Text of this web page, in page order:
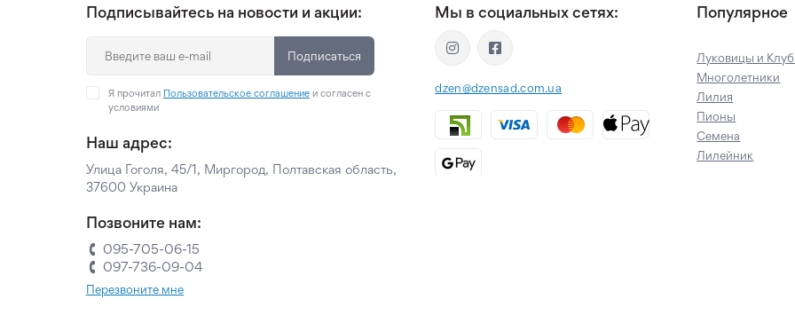
Подписывайтесь на новости и акции:
Подписаться
Я прочитал Пользовательское соглашение и согласен с
условиями
Наш адрес:
Улица Гоголя, 45/1, Миргород, Полтавская область,
37600 Украина
Позвоните нам:
095-705-06-15
097-736-09-04
Перезвоните мне
Мы в социальных сетях:
dzen@dzensad.com.ua
Популярное
Луковицы и
Многолетники
Лилия
Пионы
Семена
Лилейник